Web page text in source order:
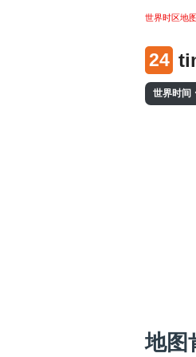
世界时区地图
24
世界时间
地图